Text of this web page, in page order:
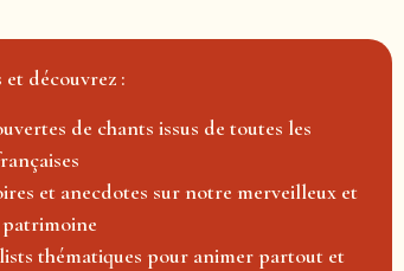
découvrez :
de chants issus de toutes les
et anecdotes sur notre merveilleux et
thématiques pour animer partout et